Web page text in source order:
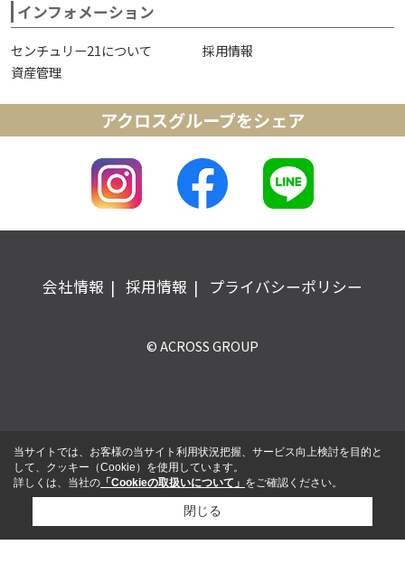
インフォメーション
センチュリー21について
採用情報
資産管理
アクロスグループをシェア
会社情報 採用情報 プライバシーポリシー
© ACROSS GROUP
当サイトでは、お客様の当サイト利用状況把握、サービス向上検討を目的と
して、クッキー（Cookie）を使用しています。
詳しくは、当社の 「Cookieの取扱いについて」 をご確認ください。
閉じる